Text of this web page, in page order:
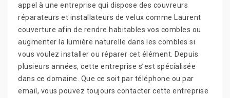
appel à une entreprise qui dispose des couvreurs
réparateurs et installateurs de velux comme Laurent
couverture afin de rendre habitables vos combles ou
augmenter la lumière naturelle dans les combles si
vous voulez installer ou réparer cet élément. Depuis
plusieurs années, cette entreprise s’est spécialisée
dans ce domaine. Que ce soit par téléphone ou par
email, vous pouvez toujours contacter cette entreprise